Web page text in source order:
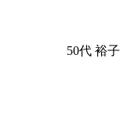
50代 裕子